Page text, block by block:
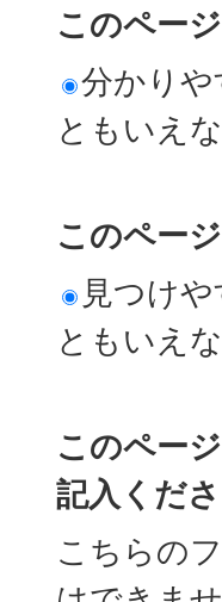
このペー
分かりや
ともいえ
このペー
見つけ
ともいえ
このペー
記入くださ
こちらの